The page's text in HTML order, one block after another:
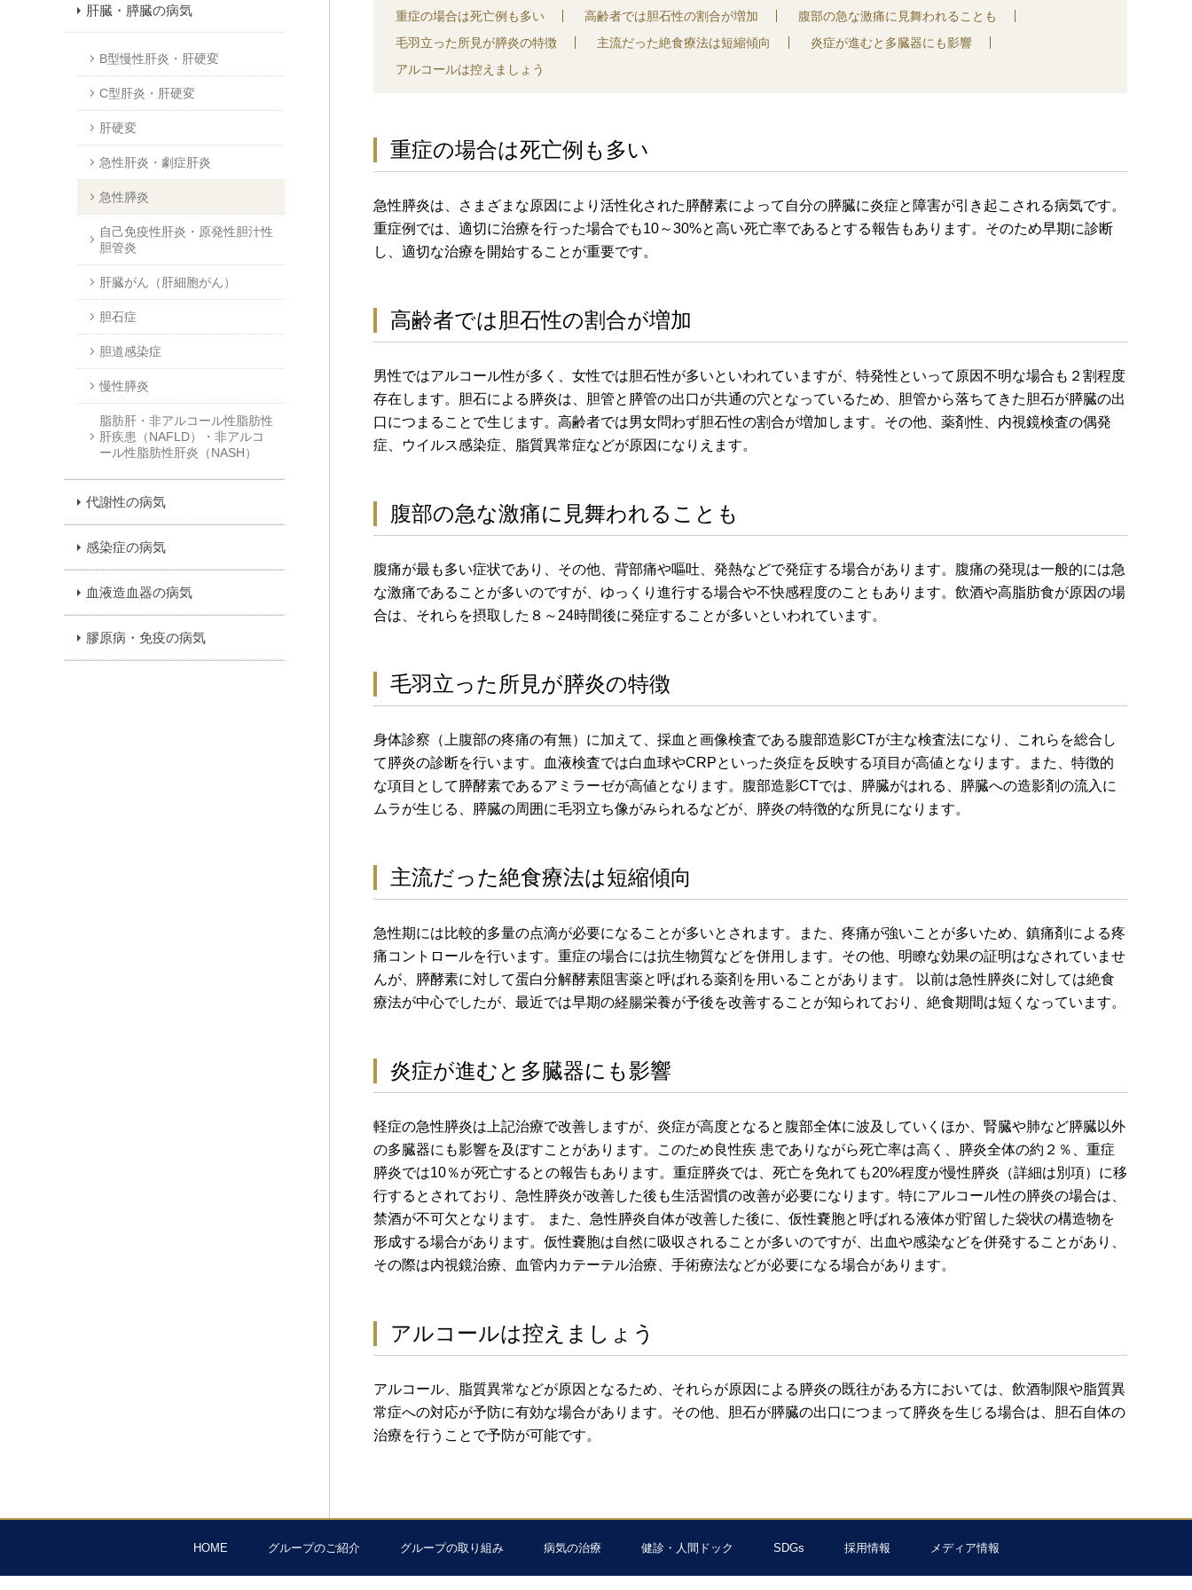
肝臓・膵臓の病気
B型慢性肝炎・肝硬変
C型肝炎・肝硬変
肝硬変
急性肝炎・劇症肝炎
急性膵炎
自己免疫性肝炎・原発性胆汁性
胆管炎
肝臓がん（肝細胞がん）
胆石症
胆道感染症
慢性膵炎
脂肪肝・非アルコール性脂肪性
肝疾患（NAFLD）・非アルコ
ール性脂肪性肝炎（NASH）
代謝性の病気
感染症の病気
血液造血器の病気
膠原病・免疫の病気
重症の場合は死亡例も多い 高齢者では胆石性の割合が増加
腹部の急な激痛に見舞われることも
毛羽立った所見が膵炎の特徴
主流だった絶食療法は短縮傾向
炎症が進むと多臓器にも影響
アルコールは控えましょう
重症の場合は死亡例も多い
急性膵炎は、さまざまな原因により活性化された膵酵素によって自分の膵臓に炎症と障害が引き起こされる病気です。
重症例では、適切に治療を行った場合でも10～30%と高い死亡率であるとする報告もあります。そのため早期に診断
し、適切な治療を開始することが重要です。
高齢者では胆石性の割合が増加
男性ではアルコール性が多く、女性では胆石性が多いといわれていますが、特発性といって原因不明な場合も２割程度
存在します。胆石による膵炎は、胆管と膵管の出口が共通の穴となっているため、胆管から落ちてきた胆石が膵臓の出
口につまることで生じます。高齢者では男女問わず胆石性の割合が増加します。その他、薬剤性、内視鏡検査の偶発
症、ウイルス感染症、脂質異常症などが原因になりえます。
腹部の急な激痛に見舞われることも
腹痛が最も多い症状であり、その他、背部痛や嘔吐、発熱などで発症する場合があります。腹痛の発現は一般的には急
な激痛であることが多いのですが、ゆっくり進行する場合や不快感程度のこともあります。飲酒や高脂肪食が原因の場
合は、それらを摂取した８～24時間後に発症することが多いといわれています。
毛羽立った所見が膵炎の特徴
身体診察（上腹部の疼痛の有無）に加えて、採血と画像検査である腹部造影CTが主な検査法になり、これらを総合し
て膵炎の診断を行います。血液検査では白血球やCRPといった炎症を反映する項目が高値となります。また、特徴的
な項目として膵酵素であるアミラーゼが高値となります。腹部造影CTでは、膵臓がはれる、膵臓への造影剤の流入に
ムラが生じる、膵臓の周囲に毛羽立ち像がみられるなどが、膵炎の特徴的な所見になります。
主流だった絶食療法は短縮傾向
急性期には比較的多量の点滴が必要になることが多いとされます。また、疼痛が強いことが多いため、鎮痛剤による疼
痛コントロールを行います。重症の場合には抗生物質などを併用します。その他、明瞭な効果の証明はなされていませ
んが、膵酵素に対して蛋白分解酵素阻害薬と呼ばれる薬剤を用いることがあります。 以前は急性膵炎に対しては絶食
療法が中心でしたが、最近では早期の経腸栄養が予後を改善することが知られており、絶食期間は短くなっています。
炎症が進むと多臓器にも影響
軽症の急性膵炎は上記治療で改善しますが、炎症が高度となると腹部全体に波及していくほか、腎臓や肺など膵臓以外
の多臓器にも影響を及ぼすことがあります。このため良性疾 患でありながら死亡率は高く、膵炎全体の約２％、重症
膵炎では10％が死亡するとの報告もあります。重症膵炎では、死亡を免れても20%程度が慢性膵炎（詳細は別項）に移
行するとされており、急性膵炎が改善した後も生活習慣の改善が必要になります。特にアルコール性の膵炎の場合は、
禁酒が不可欠となります。 また、急性膵炎自体が改善した後に、仮性嚢胞と呼ばれる液体が貯留した袋状の構造物を
形成する場合があります。仮性嚢胞は自然に吸収されることが多いのですが、出血や感染などを併発することがあり、
その際は内視鏡治療、血管内カテーテル治療、手術療法などが必要になる場合があります。
アルコールは控えましょう
アルコール、脂質異常などが原因となるため、それらが原因による膵炎の既往がある方においては、飲酒制限や脂質異
常症への対応が予防に有効な場合があります。その他、胆石が膵臓の出口につまって膵炎を生じる場合は、胆石自体の
治療を行うことで予防が可能です。
HOME グループのご紹介 グループの取り組み 病気の治療 健診・人間ドック SDGs 採用情報 メディア情報